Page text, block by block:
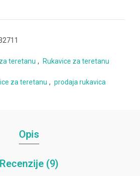
teretanu , Rukavice za teretanu
za teretanu , prodaja rukavica
Opis
Recenzije (9)